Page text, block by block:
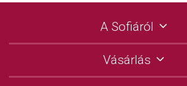
A Sofiáról
Vásárlás